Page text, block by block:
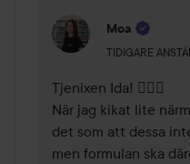
Moa
TIDIGARE
Användarens
Tjenixen Ida! 🙋🏼‍♀️
När jag kikat lite
det som att dessa
men formulan ska